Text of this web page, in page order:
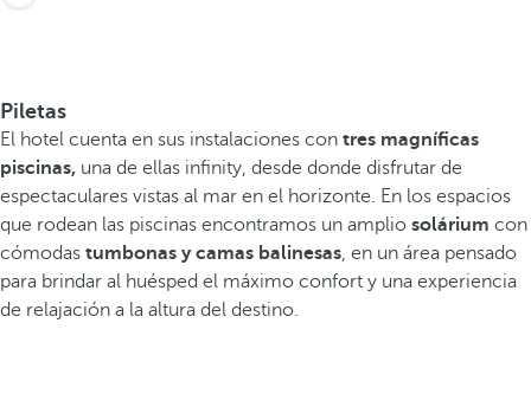
Piletas
El hotel cuenta en sus instalaciones con tres magníficas
piscinas, una de ellas infinity, desde donde disfrutar de
espectaculares vistas al mar en el horizonte. En los espacios
que rodean las piscinas encontramos un amplio solárium con
cómodas tumbonas y camas balinesas , en un área pensado
para brindar al huésped el máximo confort y una experiencia
de relajación a la altura del destino.